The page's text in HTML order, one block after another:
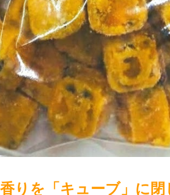
りを「キューブ」に閉